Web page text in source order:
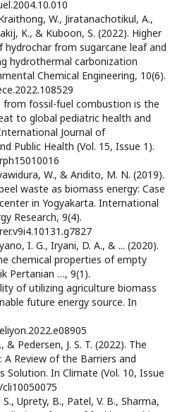
W., Jiratanachotikul, A.,
K., & Kuboon, S. (2022). Higher
from sugarcane leaf and
hydrothermal carbonization
Chemical Engineering, 10(6).
from fossil-fuel combustion is the
to global pediatric health and
Journal of
Public Health (Vol. 15, Issue 1).
W., & Aridito, M. N. (2019).
waste as biomass energy: Case
in Yogyakarta. International
Research, 9(4).
I. G., Iryani, D. A., & ... (2020).
chemical properties of empty
Pertanian …, 9(1).
of utilizing agriculture biomass
future energy source. In
& Pedersen, J. S. T. (2022). The
A Review of the Barriers and
Solution. In Climate (Vol. 10, Issue
Uprety, B., Patel, V. B., Sharma,